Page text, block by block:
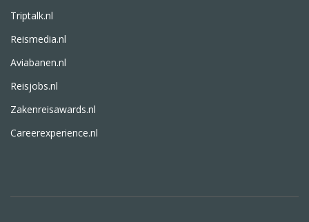
Triptalk.nl
Reismedia.nl
Aviabanen.nl
Reisjobs.nl
Zakenreisawards.nl
Careerexperience.nl